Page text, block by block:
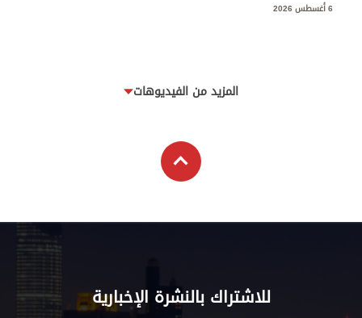
6 أغسطس 2026
المزيد من الفيديوهات
للاشتراك بالنشرة الإخبارية